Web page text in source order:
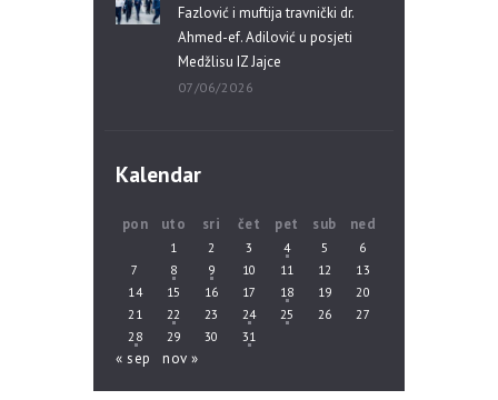
Fazlović i muftija travnički dr.
Ahmed-ef. Adilović u posjeti
Medžlisu IZ Jajce
07/06/2026
Kalendar
pon uto sri čet pet sub ned
1 2 3 4 5
6
7
8 9 10 11 12
13
14
15 16 17 18 19
20
21
22 23 24 25 26
27
28
29 30 31
« sep nov »